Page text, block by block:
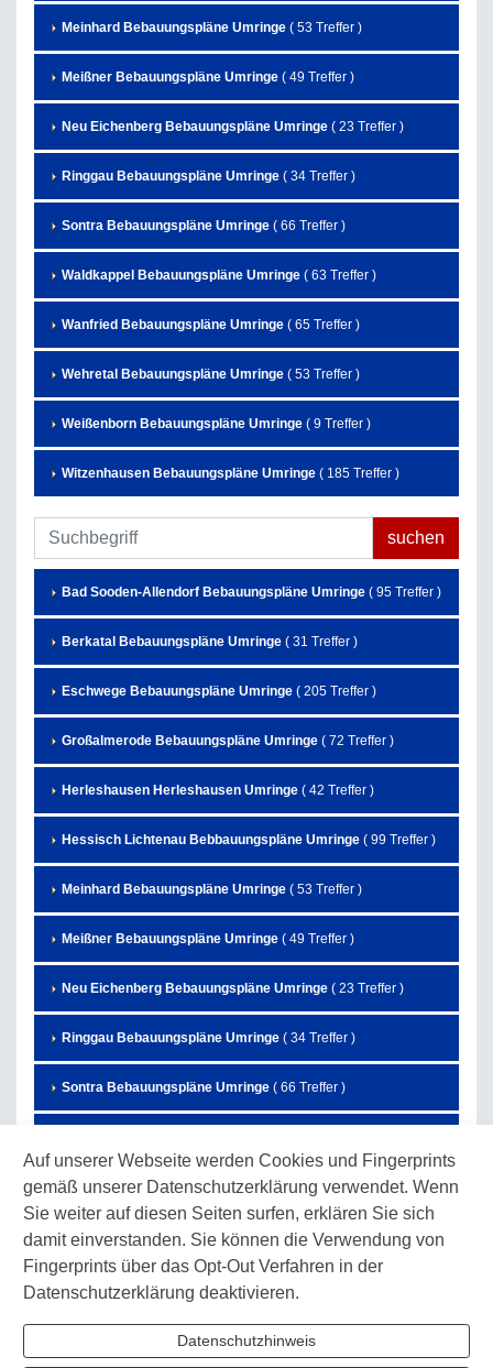
Auf unserer Webseite werden Cookies und Fingerprints
gemäß unserer Datenschutzerklärung verwendet. Wenn
Sie weiter auf diesen Seiten surfen, erklären Sie sich
damit einverstanden. Sie können die Verwendung von
Fingerprints über das Opt-Out Verfahren in der
Datenschutzerklärung deaktivieren.
Datenschutzhinweis
Meinhard Bebauungspläne Umringe ( 53 Treffer )
Meißner Bebauungspläne Umringe ( 49 Treffer )
Neu Eichenberg Bebauungspläne Umringe ( 23 Treffer )
Ringgau Bebauungspläne Umringe ( 34 Treffer )
Sontra Bebauungspläne Umringe ( 66 Treffer )
Waldkappel Bebauungspläne Umringe ( 63 Treffer )
Wanfried Bebauungspläne Umringe ( 65 Treffer )
Wehretal Bebauungspläne Umringe ( 53 Treffer )
Weißenborn Bebauungspläne Umringe ( 9 Treffer )
Witzenhausen Bebauungspläne Umringe ( 185 Treffer )
Bad Sooden-Allendorf Bebauungspläne Umringe ( 95 Treffer )
Berkatal Bebauungspläne Umringe ( 31 Treffer )
Eschwege Bebauungspläne Umringe ( 205 Treffer )
Großalmerode Bebauungspläne Umringe ( 72 Treffer )
Herleshausen Herleshausen Umringe ( 42 Treffer )
Hessisch Lichtenau Bebbauungspläne Umringe ( 99 Treffer )
Meinhard Bebauungspläne Umringe ( 53 Treffer )
Meißner Bebauungspläne Umringe ( 49 Treffer )
Neu Eichenberg Bebauungspläne Umringe ( 23 Treffer )
Ringgau Bebauungspläne Umringe ( 34 Treffer )
Sontra Bebauungspläne Umringe ( 66 Treffer )
Wanfried Bebauungspläne Umringe( 65 Treffer )
Wehretal Bebauungspläne Umringe ( 53 Treffer )
Weißenborn Bebauungspläne Umringe
Witzenhausen Bebauungspläne Umringe